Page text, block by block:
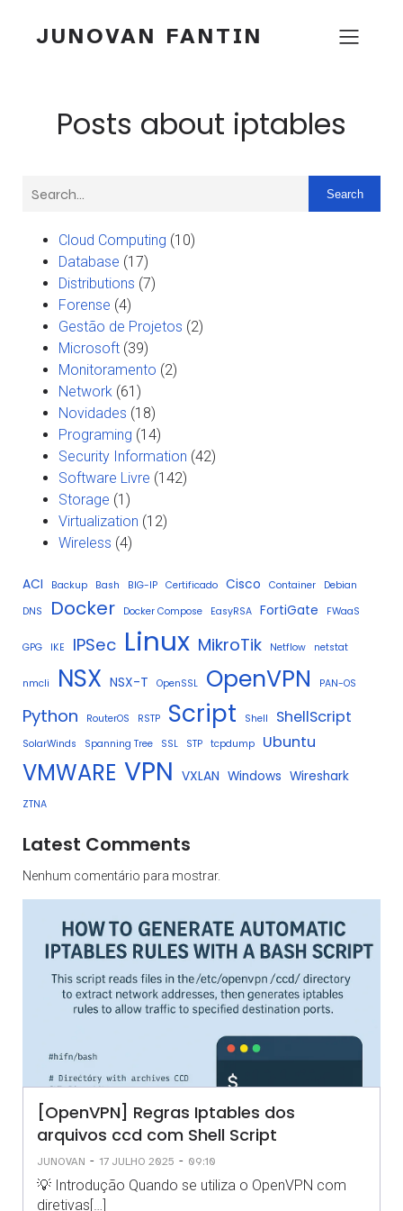
JUNOVAN FANTIN
Posts about iptables
Search
Cloud Computing (10)
Database (17)
Distributions (7)
Forense (4)
Gestão de Projetos (2)
Microsoft (39)
Monitoramento (2)
Network (61)
Novidades (18)
Programing (14)
Security Information (42)
Software Livre (142)
Storage (1)
Virtualization (12)
Wireless (4)
ACI Backup Bash BIG-IP Certificado Cisco Container
Debian
DNS
Docker Docker Compose EasyRSA FortiGate FWaaS
GPG IKE IPSec Linux MikroTik Netflow netstat
nmcli NSX NSX-T OpenSSL OpenVPN PAN-OS
Python RouterOS RSTP Script Shell ShellScript
SolarWinds Spanning Tree SSL STP tcpdump Ubuntu
VMWARE VPN VXLAN Windows Wireshark
ZTNA
Latest Comments
Nenhum comentário para mostrar.
[OpenVPN] Regras Iptables dos
arquivos ccd com Shell Script
JUNOVAN - 17 JULHO 2025 - 09:10
💡 Introdução Quando se utiliza o OpenVPN com
diretivas[…]